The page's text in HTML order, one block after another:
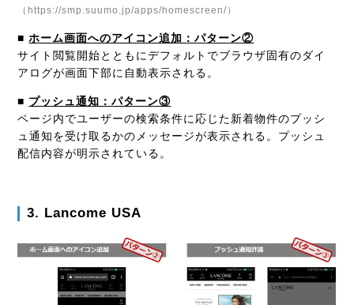
（https://smp.suumo.jp/apps/homescreen/）
■ ホーム画面へのアイコン追加：パターン②
サイト閲覧開始とともにデフォルトでブラウザ固有のダイ
アログが画面下部に自動表示される。
■ プッシュ通知：パターン③
ページ内でユーザーの検索条件に応じた新着物件のプッシ
ュ通知を受け取るかのメッセージが表示される。プッシュ
配信内容が明示されている。
3. Lancome USA